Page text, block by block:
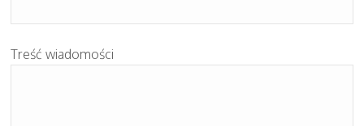
Treść wiadomości